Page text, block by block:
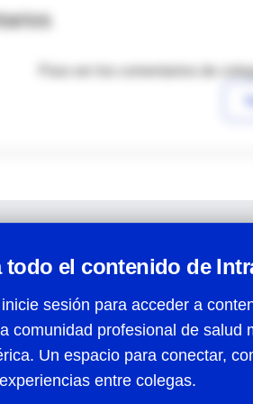
Para ver los comentarios de
todo el contenido de
sesión para acceder a
comunidad profesional de salud
Un espacio para conectar,
entre colegas.
| Políticas de privacidad